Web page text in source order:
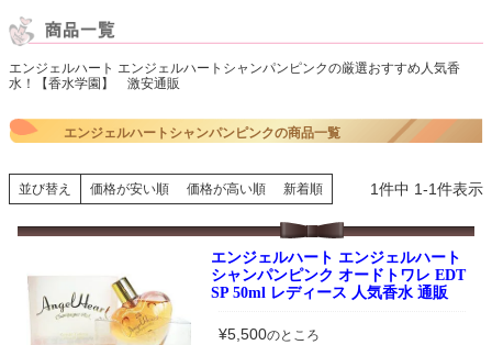
エンジェルハート エンジェルハートシャンパンピンクの厳選おすすめ人気香
水！【香水学園】 激安通販
エンジェルハートシャンパンピンクの商品一覧
並び替え 価格が安い順 価格が高い順 新着順 1件中 1-1件表示
エンジェルハート エンジェルハート
シャンパンピンク オードトワレ EDT
SP 50ml レディース 人気香水 通販
¥5,500のところ